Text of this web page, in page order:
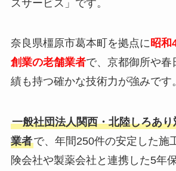
スサービス」です。
奈良県橿原市葛本町を拠点に昭和
創業の老舗業者で、京都御所や春
績も持つ確かな技術力が強みです。
一般社団法人関西・北陸しろあ
業者で、年間250件の安定した施
険会社や製薬会社と連携した5年